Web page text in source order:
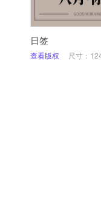
日签
查看版权 尺寸：